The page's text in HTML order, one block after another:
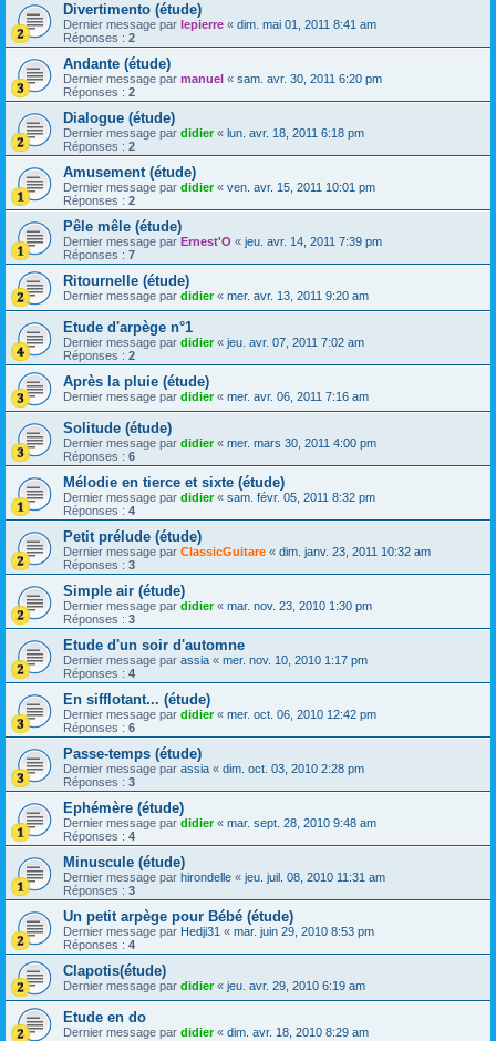
Divertimento (étude)
Dernier message par lepierre « dim. mai 01, 2011 8:41 am
Réponses : 2
Andante (étude)
Dernier message par manuel « sam. avr. 30, 2011 6:20 pm
Réponses : 2
Dialogue (étude)
Dernier message par didier« lun. avr. 18, 2011 6:18 pm
Réponses : 2
Amusement (étude)
Dernier message par didier« ven. avr. 15, 2011 10:01 pm
Réponses : 2
Pêle mêle (étude)
Dernier message par Ernest'O « jeu. avr. 14, 2011 7:39 pm
Réponses : 7
Ritournelle (étude)
Dernier message par didier« mer. avr. 13, 2011 9:20 am
Etude d'arpège n°1
Dernier message par didier« jeu. avr. 07, 2011 7:02 am
Réponses : 2
Après la pluie (étude)
Dernier message par didier« mer. avr. 06, 2011 7:16 am
Solitude (étude)
Dernier message par didier« mer. mars 30, 2011 4:00 pm
Réponses : 6
Mélodie en tierce et sixte (étude)
Dernier message par didier« sam. févr. 05, 2011 8:32 pm
Réponses : 4
Petit prélude (étude)
Dernier message par ClassicGuitare « dim. janv. 23, 2011 10:32 am
Réponses : 3
Simple air (étude)
Dernier message par didier« mar. nov. 23, 2010 1:30 pm
Réponses : 3
Etude d'un soir d'automne
Dernier message par assia « mer. nov. 10, 2010 1:17 pm
Réponses : 4
En sifflotant... (étude)
Dernier message par didier« mer. oct. 06, 2010 12:42 pm
Réponses : 6
Passe-temps (étude)
Dernier message par assia « dim. oct. 03, 2010 2:28 pm
Réponses : 3
Ephémère (étude)
Dernier message par didier« mar. sept. 28, 2010 9:48 am
Réponses : 4
Minuscule (étude)
Dernier message par hirondelle « jeu. juil. 08, 2010 11:31 am
Réponses : 3
Un petit arpège pour Bébé (étude)
Dernier message par Hedji31 « mar. juin 29, 2010 8:53 pm
Réponses : 4
Clapotis(étude)
Dernier message par didier« jeu. avr. 29, 2010 6:19 am
Etude en do
Dernier message par didier« dim. avr. 18, 2010 8:29 am